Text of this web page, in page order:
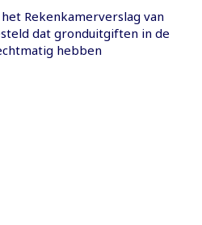
Rekenkamerverslag van
dat gronduitgiften in de
hebben